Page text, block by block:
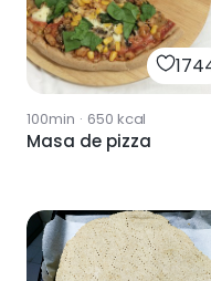
100min · 650 kcal
Masa de pizza